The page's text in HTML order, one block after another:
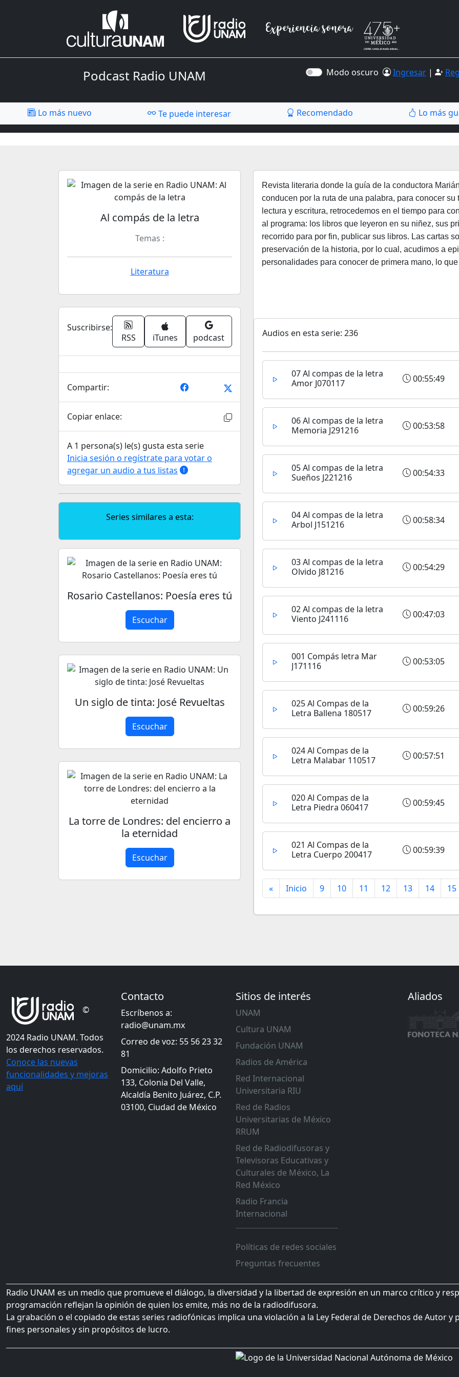
Podcast Radio UNAM Modo oscuro Ingresar |
Lo más nuevo Te puede interesar Recomendado Lo más
Al compás de la letra
Temas :
Literatura
Suscribirse:
RSS
iTunes podcast
Compartir:
Copiar enlace:
A 1 persona(s) le(s) gusta esta serie
Inicia sesión o regístrate para votar o
agregar un audio a tus listas
Series similares a esta:
Rosario Castellanos: Poesía eres tú
Escuchar
Un siglo de tinta: José Revueltas
Escuchar
La torre de Londres: del encierro a
la eternidad
Escuchar
Revista literaria donde la guía de la conductora
conducen por la ruta de una palabra, para conocer
lectura y escritura, retrocedemos en el tiempo para
al programa: los libros que leyeron en su niñez, sus
recorrido para por fin, publicar sus libros. Las cartas
preservación de la historia, por lo cual, acudimos a
personalidades para conocer de primera mano, lo
Audios en esta serie: 236
07 Al compas de la letra
Amor J070117
00:55:49
06 Al compas de la letra
Memoria J291216
00:53:58
05 Al compas de la letra
Sueños J221216
00:54:33
04 Al compas de la letra
Arbol J151216
00:58:34
03 Al compas de la letra
Olvido J81216
00:54:29
02 Al compas de la letra
Viento J241116
00:47:03
001 Compás letra Mar
J171116
00:53:05
025 Al Compas de la
Letra Ballena 180517
00:59:26
024 Al Compas de la
Letra Malabar 110517
00:57:51
020 Al Compas de la
Letra Piedra 060417
00:59:45
021 Al Compas de la
Letra Cuerpo 200417
00:59:39
« Inicio 9 10 11 12 13 14 15
©
2024 Radio UNAM. Todos
los derechos reservados.
Conoce las nuevas
funcionalidades y mejoras
aquí
Contacto
Escríbenos a:
radio@unam.mx
Correo de voz: 55 56 23 32
81
Domicilio: Adolfo Prieto
133, Colonia Del Valle,
Alcaldía Benito Juárez, C.P.
03100, Ciudad de México
Sitios de interés
UNAM
Cultura UNAM
Fundación UNAM
Radios de América
Red Internacional
Universitaria RIU
Red de Radios
Universitarias de México
RRUM
Red de Radiodifusoras y
Televisoras Educativas y
Culturales de México, La
Red México
Radio Francia
Internacional
Políticas de redes sociales
Preguntas frecuentes
Aliados
Radio UNAM es un medio que promueve el diálogo, la diversidad y la libertad de expresión en un marco crítico y
programación reflejan la opinión de quien los emite, más no de la radiodifusora.
La grabación o el copiado de estas series radiofónicas implica una violación a la Ley Federal de Derechos de Autor
fines personales y sin propósitos de lucro.